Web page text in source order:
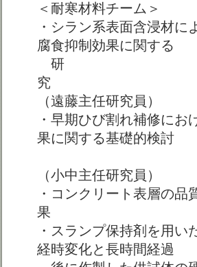
＜耐寒材料チーム＞
・シラン系表面含浸材
腐食抑制効果に関する
研
（遠藤主任研究員）
・早期ひび割れ補修に
果に関する基礎的検討
（小中主任研究員）
・コンクリート表層の品
果 （長谷
・スランプ保持剤を用
経時変化と長時間経過